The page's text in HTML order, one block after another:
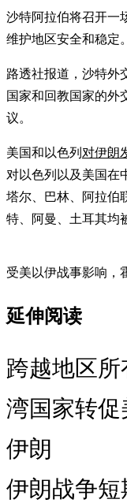
沙特阿拉伯将召开一
维护地区安全和稳定。
路透社报道，沙特外
国家和回教国家的外
议。
美国和以色列 对伊朗
对以色列以及美国在
塔尔、巴林、阿拉伯
特、阿曼、土耳其均
受美以伊战事影响，
延伸阅读
跨越地区
湾国家转
伊朗
伊朗战争短